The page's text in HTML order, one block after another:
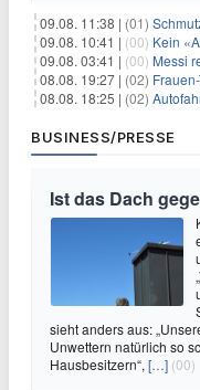
09.08. 11:38 | (01)
09.08. 10:41 | (00) Kein
09.08. 03:41 | (00) Messi
08.08. 19:27 | (02) Frauen-
08.08. 18:25 | (02)
BUSINESS/PRESSE
Ist das Dach
sieht anders aus:
Unwettern natürlich so
Hausbesitzern“, […] (00)